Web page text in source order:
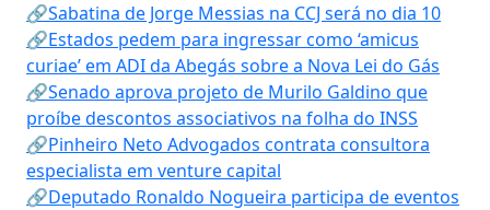
🔗Sabatina de Jorge Messias na CCJ será no dia 10
🔗Estados pedem para ingressar como ‘amicus
curiae’ em ADI da Abegás sobre a Nova Lei do Gás
🔗Senado aprova projeto de Murilo Galdino que
proíbe descontos associativos na folha do INSS
🔗Pinheiro Neto Advogados contrata consultora
especialista em venture capital
🔗Deputado Ronaldo Nogueira participa de eventos